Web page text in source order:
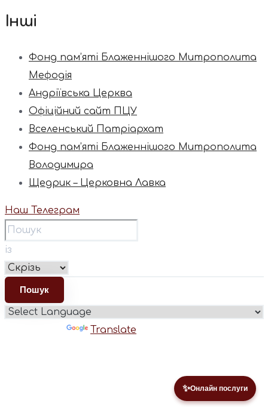
✨Онлайн послуги
Інші
Фонд пам’яті Блаженнішого Митрополита
Мефодія
Андріївська Церква
Офіційний сайт ПЦУ
Вселенський Патріархат
Фонд пам’яті Блаженнішого Митрополита
Володимира
Щедрик – Церковна Лавка
Наш Телеграм
із
Translate